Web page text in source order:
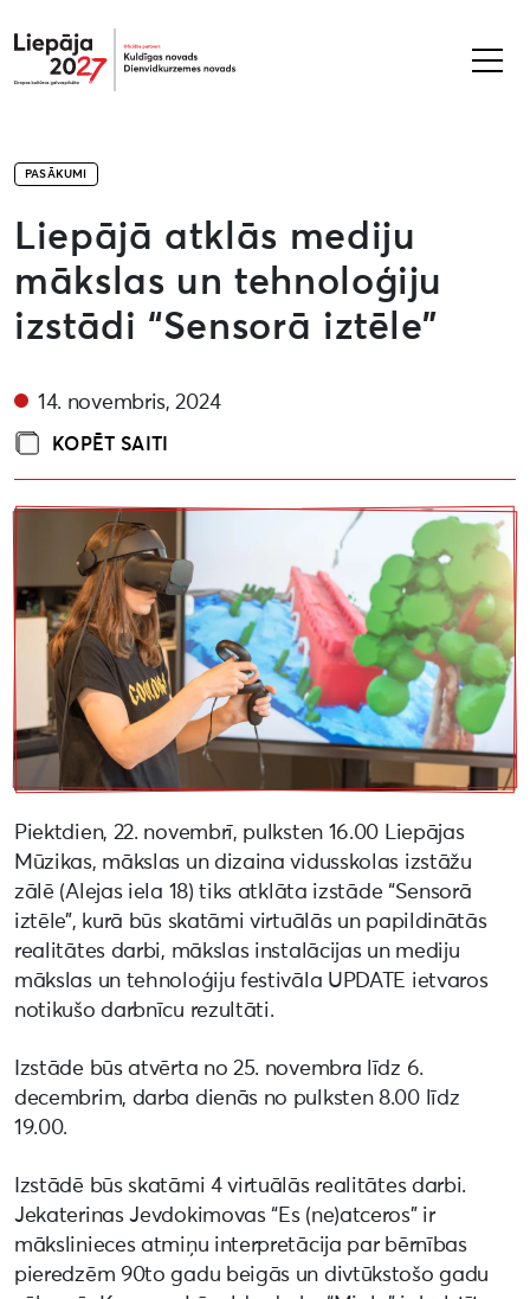
Liepāja2027
PASĀKUMI
Liepājā atklās mediju
mākslas un tehnoloģiju
izstādi “Sensorā iztēle”
14. novembris, 2024
KOPĒT SAITI
Piektdien, 22. novembrī, pulksten 16.00 Liepājas
Mūzikas, mākslas un dizaina vidusskolas izstāžu
zālē (Alejas iela 18) tiks atklāta izstāde “Sensorā
iztēle”, kurā būs skatāmi virtuālās un papildinātās
realitātes darbi, mākslas instalācijas un mediju
mākslas un tehnoloģiju festivāla UPDATE ietvaros
notikušo darbnīcu rezultāti.
Izstāde būs atvērta no 25. novembra līdz 6.
decembrim, darba dienās no pulksten 8.00 līdz
19.00.
Izstādē būs skatāmi 4 virtuālās realitātes darbi.
Jekaterinas Jevdokimovas “Es (ne)atceros” ir
mākslinieces atmiņu interpretācija par bērnības
pieredzēm 90to gadu beigās un divtūkstošo gadu